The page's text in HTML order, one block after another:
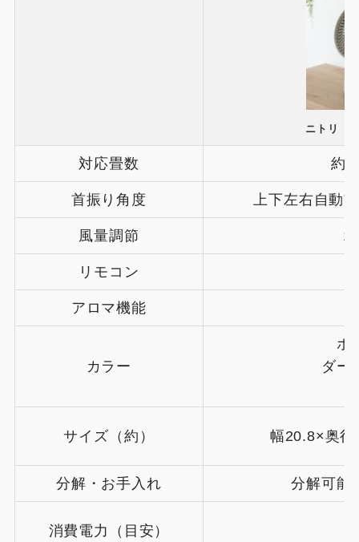
ニトリ（
対応畳数 約8
首振り角度 上下左右自動
風量調節
リモコン
アロマ機能
カラー
ホ
ダー
サイズ（約） 幅20.8×奥
分解・お手入れ 分解可能
消費電力（目安）